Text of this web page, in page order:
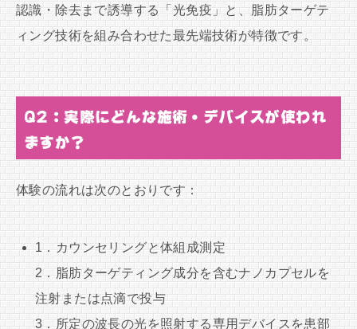
認識・除去まで誘導する「光免疫」と、脂肪ターゲテ
ィング技術を組み合わせた最先端技術が特徴です。
Q2：実際にどんな施術・デバイスが使われ
ますか？
体験の流れは次のとおりです：
1．カウンセリングと体組成測定
2．脂肪ターゲティング成分を含むナノカプセルを
注射または点滴で投与
3．所定の波長の光を照射する専用デバイスを患部